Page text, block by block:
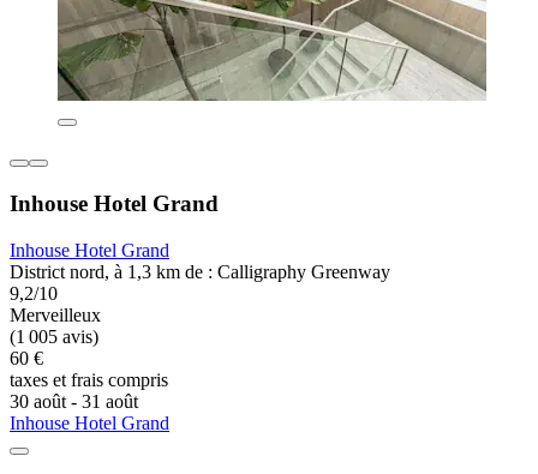
Inhouse Hotel Grand
Inhouse Hotel Grand
District nord, à 1,3 km de : Calligraphy Greenway
9,2/10
Merveilleux
(1 005 avis)
60 €
taxes et frais compris
30 août - 31 août
Inhouse Hotel Grand